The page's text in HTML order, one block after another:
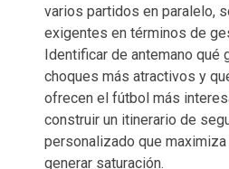
varios partidos en paralelo,
exigentes en términos de
Identificar de antemano qué
choques más atractivos y
ofrecen el fútbol más
construir un itinerario de
personalizado que
generar saturación.